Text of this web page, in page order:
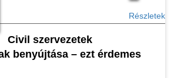
Részletek
Civil szervezetek
benyújtása – ezt érdemes